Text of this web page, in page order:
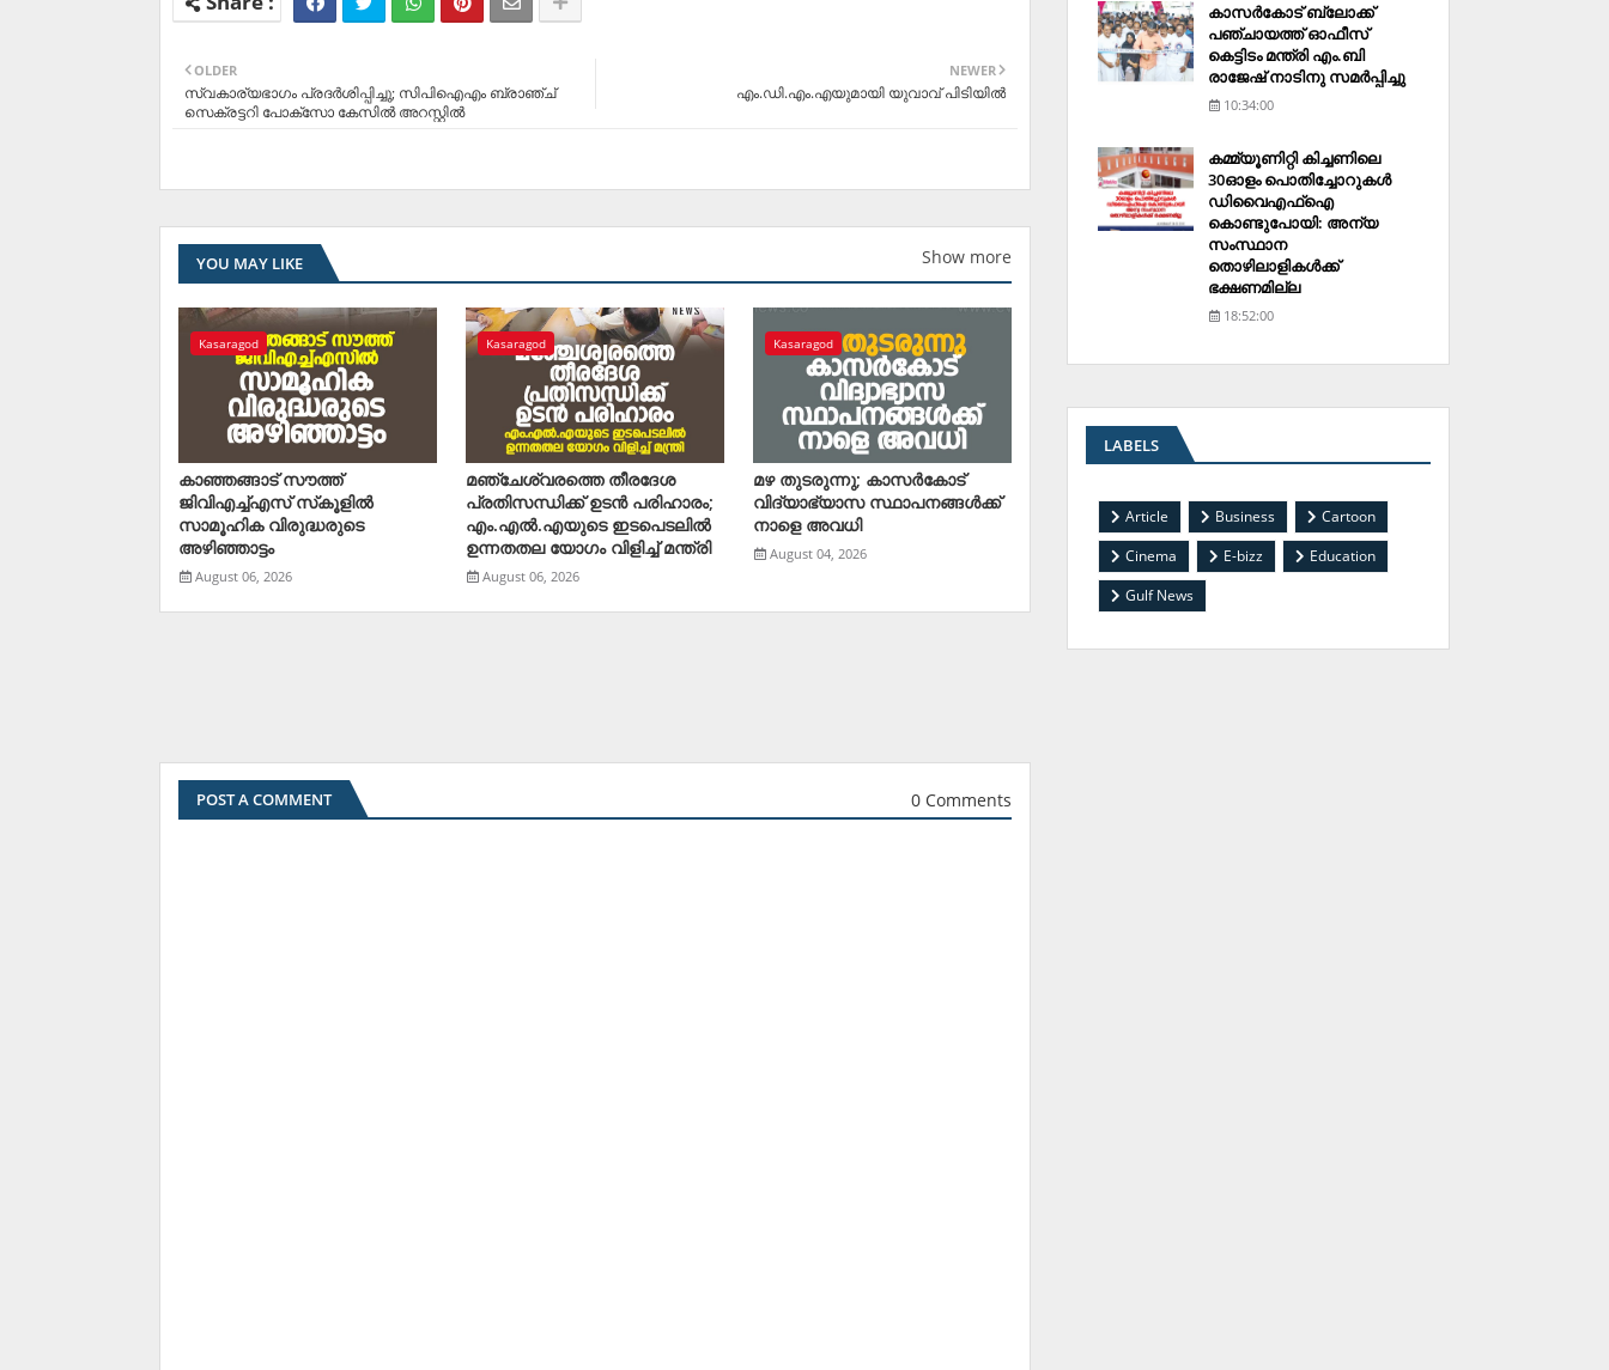
NEWER
എം.ഡി.എം.എയുമായി യുവാവ് പിടിയില്‍
OLDER
സ്വകാര്യഭാഗം പ്രദർശിപ്പിച്ചു; സിപിഐഎം ബ്രാഞ്ച്
സെക്രട്ടറി പോക്‌സോ കേസിൽ അറസ്റ്റിൽ
YOU MAY LIKE Show more
Kasaragod
കാഞ്ഞങ്ങാട് സൗത്ത്
ജിവിഎച്ച്എസ് സ്‌കൂളില്‍
സാമൂഹിക വിരുദ്ധരുടെ
അഴിഞ്ഞാട്ടം
August 06, 2026
Kasaragod
മഞ്ചേശ്വരത്തെ തീരദേശ
പ്രതിസന്ധിക്ക് ഉടന്‍ പരിഹാരം;
എം.എല്‍.എയുടെ ഇടപെടലില്‍
ഉന്നതതല യോഗം വിളിച്ച് മന്ത്രി
August 06, 2026
Kasaragod
മഴ തുടരുന്നു; കാസര്‍കോട്
വിദ്യാഭ്യാസ സ്ഥാപനങ്ങള്‍ക്ക്
നാളെ അവധി
August 04, 2026
POST A COMMENT 0 Comments
കാസര്‍കോട് ബ്ലോക്ക്
പഞ്ചായത്ത് ഓഫീസ്
കെട്ടിടം മന്ത്രി എം.ബി
രാജേഷ് നാടിനു സമര്‍പ്പിച്ചു
10:34:00
കമ്മ്യൂണിറ്റി കിച്ചണിലെ
30ഓളം പൊതിച്ചോറുകള്‍
ഡിവൈഎഫ്‌ഐ
കൊണ്ടുപോയി: അന്യ
സംസ്ഥാന
തൊഴിലാളികള്‍ക്ക്
ഭക്ഷണമില്ല
18:52:00
LABELS
Article Business
Cartoon
Cinema
E-bizz
Education
Gulf News